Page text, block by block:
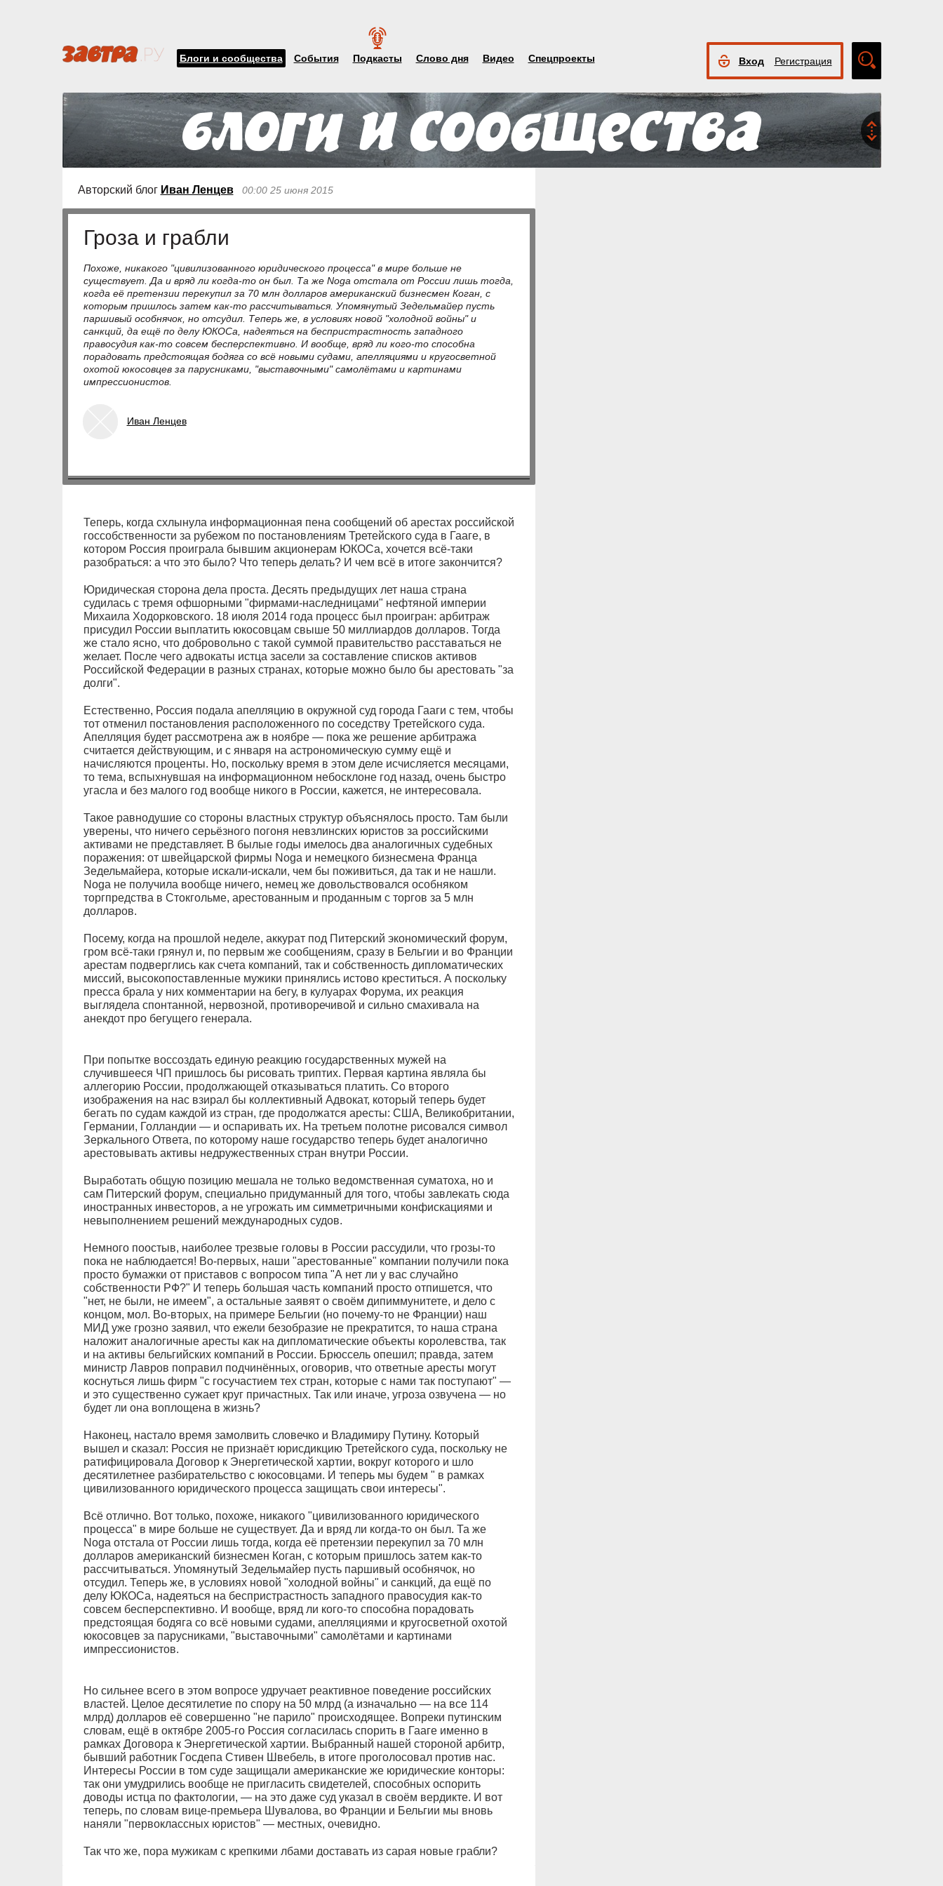
Блоги и сообщества События Подкасты Слово дня Видео Спецпроекты Вход Регистрация
поиск
Авторский блог Иван Ленцев 00:00 25 июня 2015
Гроза и грабли
Похоже, никакого "цивилизованного юридического процесса" в мире больше не
существует. Да и вряд ли когда-то он был. Та же Noga отстала от России лишь тогда,
когда её претензии перекупил за 70 млн долларов американский бизнесмен Коган, с
которым пришлось затем как-то рассчитываться. Упомянутый Зедельмайер пусть
паршивый особнячок, но отсудил. Теперь же, в условиях новой "холодной войны" и
санкций, да ещё по делу ЮКОСа, надеяться на беспристрастность западного
правосудия как-то совсем бесперспективно. И вообще, вряд ли кого-то способна
порадовать предстоящая бодяга со всё новыми судами, апелляциями и кругосветной
охотой юкосовцев за парусниками, "выставочными" самолётами и картинами
импрессионистов.
Иван Ленцев
Теперь, когда схлынула информационная пена сообщений об арестах российской
госсобственности за рубежом по постановлениям Третейского суда в Гааге, в
котором Россия проиграла бывшим акционерам ЮКОСа, хочется всё-таки
разобраться: а что это было? Что теперь делать? И чем всё в итоге закончится?
Юридическая сторона дела проста. Десять предыдущих лет наша страна
судилась с тремя офшорными "фирмами-наследницами" нефтяной империи
Михаила Ходорковского. 18 июля 2014 года процесс был проигран: арбитраж
присудил России выплатить юкосовцам свыше 50 миллиардов долларов. Тогда
же стало ясно, что добровольно с такой суммой правительство расставаться не
желает. После чего адвокаты истца засели за составление списков активов
Российской Федерации в разных странах, которые можно было бы арестовать "за
долги".
Естественно, Россия подала апелляцию в окружной суд города Гааги с тем, чтобы
тот отменил постановления расположенного по соседству Третейского суда.
Апелляция будет рассмотрена аж в ноябре — пока же решение арбитража
считается действующим, и с января на астрономическую сумму ещё и
начисляются проценты. Но, поскольку время в этом деле исчисляется месяцами,
то тема, вспыхнувшая на информационном небосклоне год назад, очень быстро
угасла и без малого год вообще никого в России, кажется, не интересовала.
Такое равнодушие со стороны властных структур объяснялось просто. Там были
уверены, что ничего серьёзного погоня невзлинских юристов за российскими
активами не представляет. В былые годы имелось два аналогичных судебных
поражения: от швейцарской фирмы Noga и немецкого бизнесмена Франца
Зедельмайера, которые искали-искали, чем бы поживиться, да так и не нашли.
Noga не получила вообще ничего, немец же довольствовался особняком
торгпредства в Стокгольме, арестованным и проданным с торгов за 5 млн
долларов.
Посему, когда на прошлой неделе, аккурат под Питерский экономический форум,
гром всё-таки грянул и, по первым же сообщениям, сразу в Бельгии и во Франции
арестам подверглись как счета компаний, так и собственность дипломатических
миссий, высокопоставленные мужики принялись истово креститься. А поскольку
пресса брала у них комментарии на бегу, в кулуарах Форума, их реакция
выглядела спонтанной, нервозной, противоречивой и сильно смахивала на
анекдот про бегущего генерала.
При попытке воссоздать единую реакцию государственных мужей на
случившееся ЧП пришлось бы рисовать триптих. Первая картина являла бы
аллегорию России, продолжающей отказываться платить. Со второго
изображения на нас взирал бы коллективный Адвокат, который теперь будет
бегать по судам каждой из стран, где продолжатся аресты: США, Великобритании,
Германии, Голландии — и оспаривать их. На третьем полотне рисовался символ
Зеркального Ответа, по которому наше государство теперь будет аналогично
арестовывать активы недружественных стран внутри России.
Выработать общую позицию мешала не только ведомственная суматоха, но и
сам Питерский форум, специально придуманный для того, чтобы завлекать сюда
иностранных инвесторов, а не угрожать им симметричными конфискациями и
невыполнением решений международных судов.
Немного поостыв, наиболее трезвые головы в России рассудили, что грозы-то
пока не наблюдается! Во-первых, наши "арестованные" компании получили пока
просто бумажки от приставов с вопросом типа "А нет ли у вас случайно
собственности РФ?" И теперь большая часть компаний просто отпишется, что
"нет, не были, не имеем", а остальные заявят о своём дипиммунитете, и дело с
концом, мол. Во-вторых, на примере Бельгии (но почему-то не Франции) наш
МИД уже грозно заявил, что ежели безобразие не прекратится, то наша страна
наложит аналогичные аресты как на дипломатические объекты королевства, так
и на активы бельгийских компаний в России. Брюссель опешил; правда, затем
министр Лавров поправил подчинённых, оговорив, что ответные аресты могут
коснуться лишь фирм "с госучастием тех стран, которые с нами так поступают" —
и это существенно сужает круг причастных. Так или иначе, угроза озвучена — но
будет ли она воплощена в жизнь?
Наконец, настало время замолвить словечко и Владимиру Путину. Который
вышел и сказал: Россия не признаёт юрисдикцию Третейского суда, поскольку не
ратифицировала Договор к Энергетической хартии, вокруг которого и шло
десятилетнее разбирательство с юкосовцами. И теперь мы будем " в рамках
цивилизованного юридического процесса защищать свои интересы".
Всё отлично. Вот только, похоже, никакого "цивилизованного юридического
процесса" в мире больше не существует. Да и вряд ли когда-то он был. Та же
Noga отстала от России лишь тогда, когда её претензии перекупил за 70 млн
долларов американский бизнесмен Коган, с которым пришлось затем как-то
рассчитываться. Упомянутый Зедельмайер пусть паршивый особнячок, но
отсудил. Теперь же, в условиях новой "холодной войны" и санкций, да ещё по
делу ЮКОСа, надеяться на беспристрастность западного правосудия как-то
совсем бесперспективно. И вообще, вряд ли кого-то способна порадовать
предстоящая бодяга со всё новыми судами, апелляциями и кругосветной охотой
юкосовцев за парусниками, "выставочными" самолётами и картинами
импрессионистов.
Но сильнее всего в этом вопросе удручает реактивное поведение российских
властей. Целое десятилетие по спору на 50 млрд (а изначально — на все 114
млрд) долларов её совершенно "не парило" происходящее. Вопреки путинским
словам, ещё в октябре 2005-го Россия согласилась спорить в Гааге именно в
рамках Договора к Энергетической хартии. Выбранный нашей стороной арбитр,
бывший работник Госдепа Стивен Швебель, в итоге проголосовал против нас.
Интересы России в том суде защищали американские же юридические конторы:
так они умудрились вообще не пригласить свидетелей, способных оспорить
доводы истца по фактологии, — на это даже суд указал в своём вердикте. И вот
теперь, по словам вице-премьера Шувалова, во Франции и Бельгии мы вновь
наняли "первоклассных юристов" — местных, очевидно.
Так что же, пора мужикам с крепкими лбами доставать из сарая новые грабли?